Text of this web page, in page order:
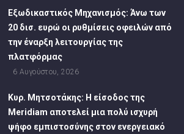
Εξωδικαστικός Μηχανισμός: Άνω των
20 δισ. ευρώ οι ρυθμίσεις οφειλών από
την έναρξη λειτουργίας της
πλατφόρμας
6 Αυγούστου, 2026
Κυρ. Μητσοτάκης: Η είσοδος της
Meridiam αποτελεί μια πολύ ισχυρή
ψήφο εμπιστοσύνης στον ενεργειακό